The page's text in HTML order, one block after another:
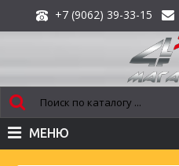
+7 (9062) 39-33-15
МЕНЮ